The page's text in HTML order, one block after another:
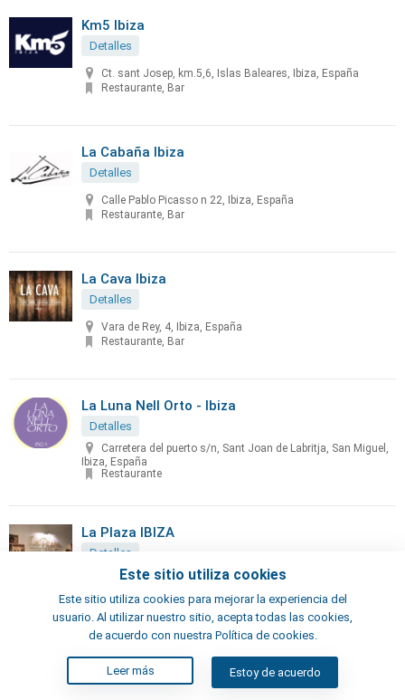
Km5 Ibiza
Detalles
Ct. sant Josep, km.5,6, Islas Baleares, Ibiza, España
Restaurante, Bar
La Cabaña Ibiza
Detalles
Calle Pablo Picasso n 22, Ibiza, España
Restaurante, Bar
La Cava Ibiza
Detalles
Vara de Rey, 4, Ibiza, España
Restaurante, Bar
La Luna Nell Orto - Ibiza
Detalles
Carretera del puerto s/n, Sant Joan de Labritja, San Miguel,
Ibiza, España
Restaurante
La Plaza IBIZA
Detalles
Plaza Vila, 18, Ibiza, España
Restaurante
La Ponderosa
Detalles
Este sitio utiliza cookies
Este sitio utiliza cookies para mejorar la experiencia del
usuario. Al utilizar nuestro sitio, acepta todas las cookies,
de acuerdo con nuestra Política de cookies.
Leer más Estoy de acuerdo